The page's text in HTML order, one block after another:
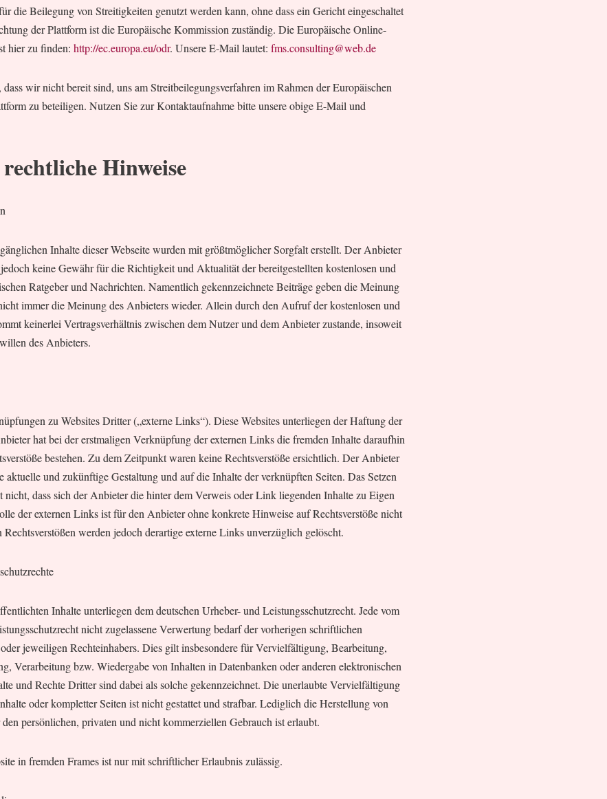
die Beilegung von Streitigkeiten genutzt werden kann, ohne dass ein Gericht eingeschaltet
der Plattform ist die Europäische Kommission zuständig. Die Europäische Online-
hier zu finden: http://ec.europa.eu/odr. Unsere E-Mail lautet: fms.consulting@web.de
wir nicht bereit sind, uns am Streitbeilegungsverfahren im Rahmen der Europäischen
zu beteiligen. Nutzen Sie zur Kontaktaufnahme bitte unsere obige E-Mail und
Hinweise
Inhalte dieser Webseite wurden mit größtmöglicher Sorgfalt erstellt. Der Anbieter
keine Gewähr für die Richtigkeit und Aktualität der bereitgestellten kostenlosen und
Ratgeber und Nachrichten. Namentlich gekennzeichnete Beiträge geben die Meinung
immer die Meinung des Anbieters wieder. Allein durch den Aufruf der kostenlosen und
keinerlei Vertragsverhältnis zwischen dem Nutzer und dem Anbieter zustande, insoweit
des Anbieters.
zu Websites Dritter („externe Links“). Diese Websites unterliegen der Haftung der
hat bei der erstmaligen Verknüpfung der externen Links die fremden Inhalte daraufhin
bestehen. Zu dem Zeitpunkt waren keine Rechtsverstöße ersichtlich. Der Anbieter
aktuelle und zukünftige Gestaltung und auf die Inhalte der verknüpften Seiten. Das Setzen
nicht, dass sich der Anbieter die hinter dem Verweis oder Link liegenden Inhalte zu Eigen
der externen Links ist für den Anbieter ohne konkrete Hinweise auf Rechtsverstöße nicht
werden jedoch derartige externe Links unverzüglich gelöscht.
Inhalte unterliegen dem deutschen Urheber- und Leistungsschutzrecht. Jede vom
nicht zugelassene Verwertung bedarf der vorherigen schriftlichen
jeweiligen Rechteinhabers. Dies gilt insbesondere für Vervielfältigung, Bearbeitung,
Verarbeitung bzw. Wiedergabe von Inhalten in Datenbanken oder anderen elektronischen
und Rechte Dritter sind dabei als solche gekennzeichnet. Die unerlaubte Vervielfältigung
oder kompletter Seiten ist nicht gestattet und strafbar. Lediglich die Herstellung von
persönlichen, privaten und nicht kommerziellen Gebrauch ist erlaubt.
in fremden Frames ist nur mit schriftlicher Erlaubnis zulässig.